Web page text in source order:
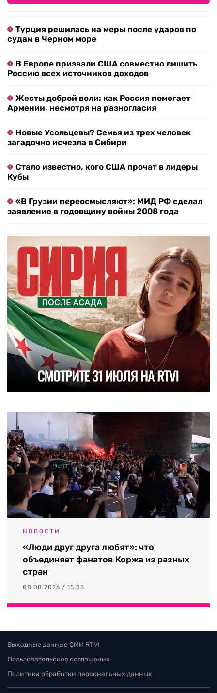
Турция решилась на меры после ударов по
судам в Черном море
В Европе призвали США совместно лишить
Россию всех источников доходов
Жесты доброй воли: как Россия помогает
Армении, несмотря на разногласия
Новые Усольцевы? Семья из трех человек
загадочно исчезла в Сибири
Стало известно, кого США прочат в лидеры
Кубы
«В Грузии переосмысляют»: МИД РФ сделал
заявление в годовщину войны 2008 года
НОВОСТИ
«Люди друг друга любят»: что
объединяет фанатов Коржа из разных
стран
08.08.2026 / 15:05
Выходные данные СМИ RTVI
Пользовательское соглашение
Политика обработки персональных данных